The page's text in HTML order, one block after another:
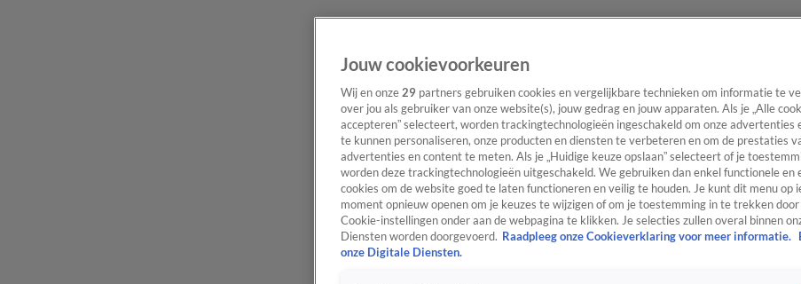
Jouw cookievoorkeuren
Wij en onze 29 partners gebruiken cookies en vergelijkbare technieken om informatie te
over jou als gebruiker van onze website(s), jouw gedrag en jouw apparaten. Als je „Alle
accepteren” selecteert, worden trackingtechnologieën ingeschakeld om onze advertenties
te kunnen personaliseren, onze producten en diensten te verbeteren en om de prestaties
advertenties en content te meten. Als je „Huidige keuze opslaan” selecteert of je
worden deze trackingtechnologieën uitgeschakeld. We gebruiken dan enkel functionele en
cookies om de website goed te laten functioneren en veilig te houden. Je kunt dit menu op
moment opnieuw openen om je keuzes te wijzigen of om je toestemming in te trekken
Cookie-instellingen onder aan de webpagina te klikken. Je selecties zullen overal binnen
Diensten worden doorgevoerd. Raadpleeg onze Cookieverklaring voor meer informatie.
onze Digitale Diensten.